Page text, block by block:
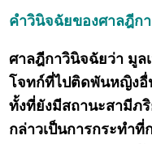
คำวินิจฉัยของศาลฎีกา
ศาลฎีกาวินิจฉัยว่า มูล
โจทก์ที่ไปติดพันหญิงอื่
ทั้งที่ยังมีสถานะสามีภ
กล่าวเป็นการกระทำ